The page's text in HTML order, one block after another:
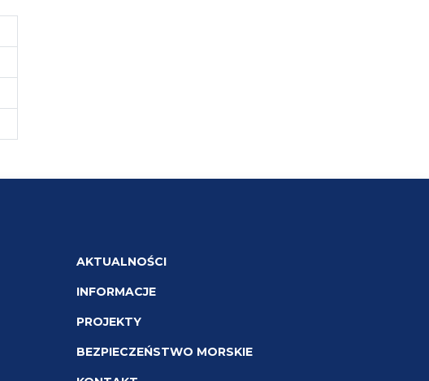
AKTUALNOŚCI
INFORMACJE
PROJEKTY
BEZPIECZEŃSTWO MORSKIE